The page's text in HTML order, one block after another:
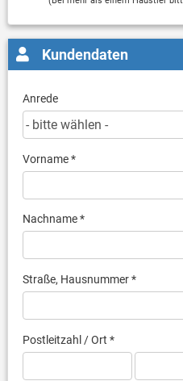
Kundendaten
Anrede
Vorname *
Nachname *
Straße, Hausnummer *
Postleitzahl / Ort *